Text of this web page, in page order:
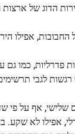
הדוג של
החבובות, אפילו
פדרליות, כמו
לגבי תרשימים.
אפילו לא שקע.